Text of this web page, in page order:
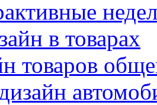
в товарах
товаров